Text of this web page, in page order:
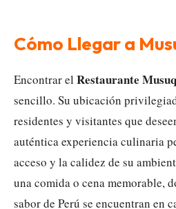
Cómo Llegar a
Encontrar el Restaurante
sencillo. Su ubicación
residentes y visitantes que
auténtica experiencia culinaria
acceso y la calidez de su
una comida o cena memorable,
sabor de Perú se encuentran en